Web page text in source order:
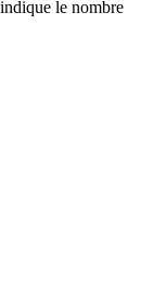
le nombre